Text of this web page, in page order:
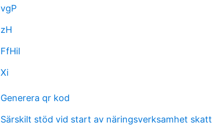
vgP
zH
FfHiI
Xi
Generera qr kod
Särskilt stöd vid start av näringsverksamhet skatt